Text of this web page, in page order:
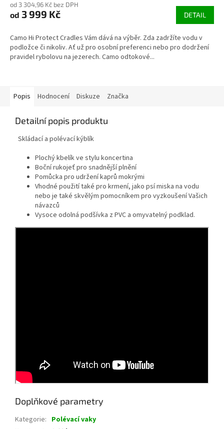
od 3 304,96 Kč bez DPH
od 3 999 Kč DETAIL
Camo Hi Protect Cradles Vám dává na výběr. Zda zadržíte vodu v
podložce či nikoliv. Ať už pro osobní preferenci nebo pro dodržení
pravidel rybolovu na jezerech. Camo odtokové...
Popis Hodnocení Diskuze Značka
Detailní popis produktu
Skládací a polévací kýblík
Plochý kbelík ve stylu koncertina
Boční rukojeť pro snadnější plnění
Pomůcka pro udržení kaprů mokrými
Vhodné použití také pro krmení, jako psí miska na vodu
nebo je také skvělým pomocníkem pro vyzkoušení Vašich
návazců
Vysoce odolná podšívka z PVC a omyvatelný podklad.
Doplňkové parametry
Kategorie: Polévací vaky